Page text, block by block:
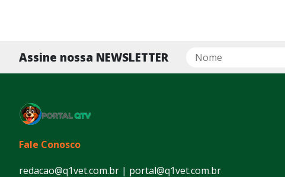
Assine nossa NEWSLETTER
Fale Conosco
redacao@q1vet.com.br | portal@q1vet.com.br